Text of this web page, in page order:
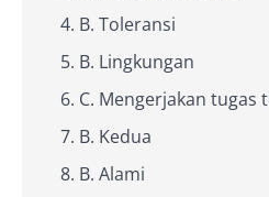
B. Toleransi
B. Lingkungan
C. Mengerjakan tugas
B. Kedua
B. Alami